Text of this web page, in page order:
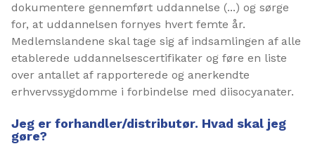
dokumentere gennemført uddannelse (...) og sørge
for, at uddannelsen fornyes hvert femte år.
Medlemslandene skal tage sig af indsamlingen af alle
etablerede uddannelsescertifikater og føre en liste
over antallet af rapporterede og anerkendte
erhvervssygdomme i forbindelse med diisocyanater.
Jeg er forhandler/distributør. Hvad skal jeg
gøre?